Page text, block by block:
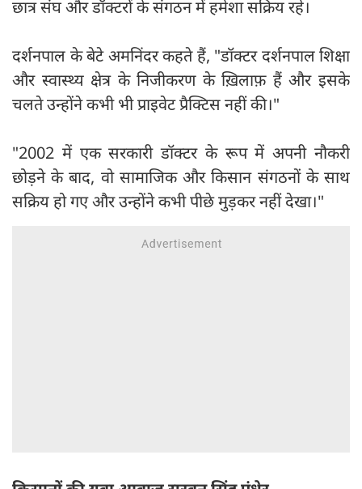
छात्र संघ और डॉक्टरों के संगठन में हमेशा सक्रिय रहे।
दर्शनपाल के बेटे अमनिंदर कहते हैं, "डॉक्टर दर्शनपाल शिक्षा
और स्वास्थ्य क्षेत्र के निजीकरण के ख़िलाफ़ हैं और इसके
चलते उन्होंने कभी भी प्राइवेट प्रैक्टिस नहीं की।"
"2002 में एक सरकारी डॉक्टर के रूप में अपनी नौकरी
छोड़ने के बाद, वो सामाजिक और किसान संगठनों के साथ
सक्रिय हो गए और उन्होंने कभी पीछे मुड़कर नहीं देखा।"